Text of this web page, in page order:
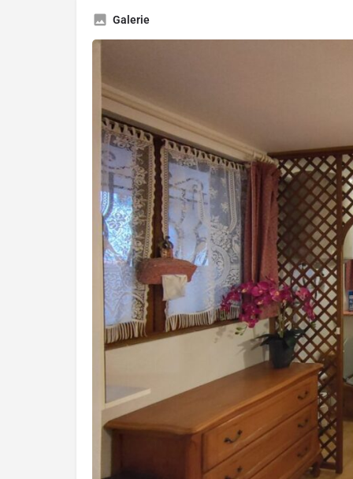
Galerie